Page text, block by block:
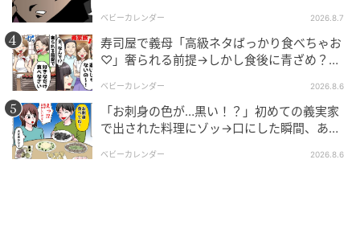
ベビーカレンダー 2026.8.7
寿司屋で義母「高級ネタばっかり食べちゃお
♡」奢られる前提→しかし食後に青ざめ？通
ベビーカレンダー 2026.8.6
「お刺身の色が…黒い！？」初めての義実家
で出された料理にゾッ→口にした瞬間、あ
ベビーカレンダー 2026.8.6